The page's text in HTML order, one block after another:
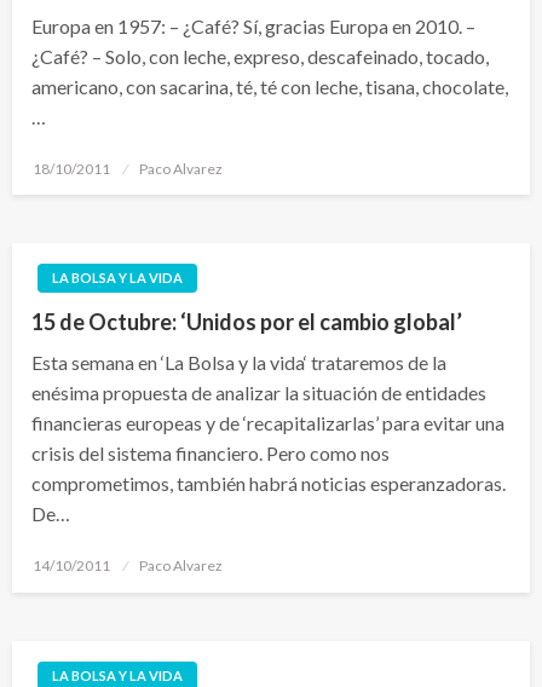
Europa en 1957: – ¿Café? Sí, gracias Europa en 2010. –
¿Café? – Solo, con leche, expreso, descafeinado, tocado,
americano, con sacarina, té, té con leche, tisana, chocolate,
Publicado
18/10/2011 Paco Alvarez
LA BOLSA Y LA VIDA
15 de Octubre: ‘Unidos por el cambio global’
Esta semana en ‘La Bolsa y la vida‘ trataremos de la
enésima propuesta de analizar la situación de entidades
financieras europeas y de ‘recapitalizarlas’ para evitar una
crisis del sistema financiero. Pero como nos
comprometimos, también habrá noticias esperanzadoras.
De…
Publicado
14/10/2011 Paco Alvarez
LA BOLSA Y LA VIDA